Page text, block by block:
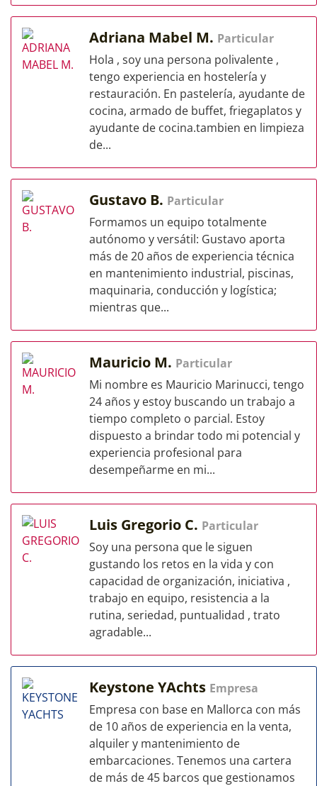
Adriana Mabel M. Particular
Hola , soy una persona polivalente ,
tengo experiencia en hostelería y
restauración. En pastelería, ayudante de
cocina, armado de buffet, friegaplatos y
ayudante de cocina.tambien en limpieza
de...
Gustavo B. Particular
Formamos un equipo totalmente
autónomo y versátil: Gustavo aporta
más de 20 años de experiencia técnica
en mantenimiento industrial, piscinas,
maquinaria, conducción y logística;
mientras que...
Mauricio M. Particular
Mi nombre es Mauricio Marinucci, tengo
24 años y estoy buscando un trabajo a
tiempo completo o parcial. Estoy
dispuesto a brindar todo mi potencial y
experiencia profesional para
desempeñarme en mi...
Luis Gregorio C. Particular
Soy una persona que le siguen
gustando los retos en la vida y con
capacidad de organización, iniciativa ,
trabajo en equipo, resistencia a la
rutina, seriedad, puntualidad , trato
agradable...
Keystone YAchts Empresa
Empresa con base en Mallorca con más
de 10 años de experiencia en la venta,
alquiler y mantenimiento de
embarcaciones. Tenemos una cartera
de más de 45 barcos que gestionamos